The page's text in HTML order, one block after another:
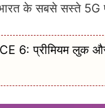
के सबसे सस्ते 5G
6: प्रीमियम लुक और